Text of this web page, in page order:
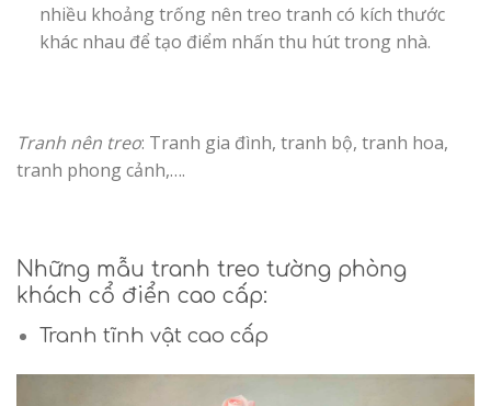
nhiều khoảng trống nên treo tranh có kích thước
khác nhau để tạo điểm nhấn thu hút trong nhà.
Tranh nên treo: Tranh gia đình, tranh bộ, tranh hoa,
tranh phong cảnh,….
Những mẫu tranh treo tường phòng
khách cổ điển cao cấp:
Tranh tĩnh vật cao cấp